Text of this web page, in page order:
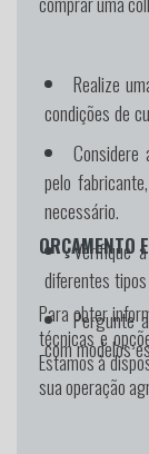
Realize
condições de
pelo
necessário.
Verifique
diferentes
Pergunte
com modelos
ORÇAMENTO
Para obter
técnicas e
Estamos à
sua operação